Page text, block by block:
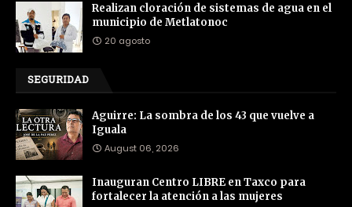
Realizan cloración de sistemas de agua en el
municipio de Metlatonoc
20 agosto
SEGURIDAD
Aguirre: La sombra de los 43 que vuelve a
Iguala
August 06, 2026
Inauguran Centro LIBRE en Taxco para
fortalecer la atención a las mujeres